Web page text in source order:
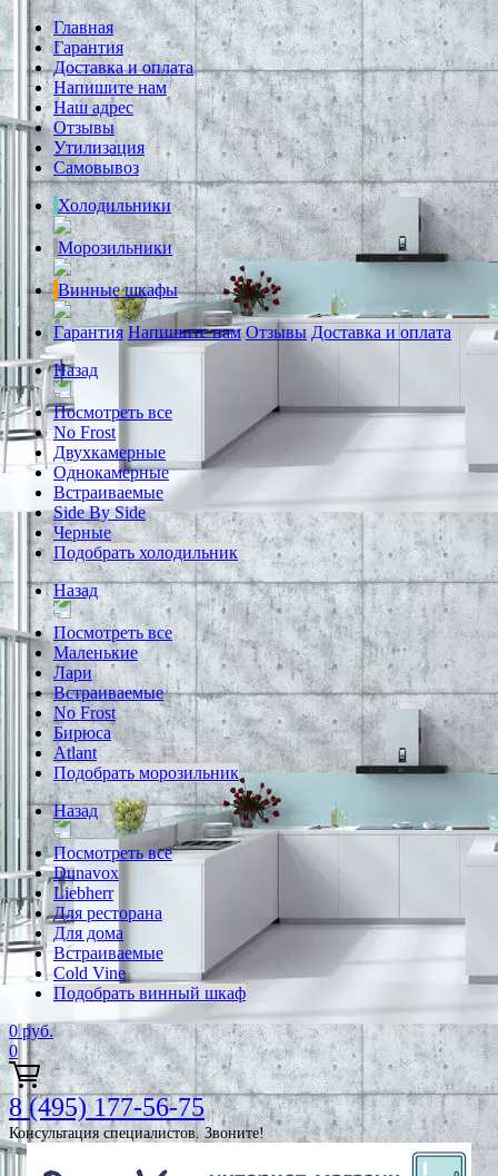
Главная
Гарантия
Доставка и оплата
Напишите нам
Наш адрес
Отзывы
Утилизация
Самовывоз
Холодильники
Морозильники
Винные шкафы
Гарантия Напишите нам Отзывы Доставка и оплата
Назад
Посмотреть все
No Frost
Двухкамерные
Однокамерные
Встраиваемые
Side By Side
Черные
Подобрать холодильник
Назад
Посмотреть все
Маленькие
Лари
Встраиваемые
No Frost
Бирюса
Atlant
Подобрать морозильник
Назад
Посмотреть все
Dunavox
Liebherr
Для ресторана
Для дома
Встраиваемые
Cold Vine
Подобрать винный шкаф
0 руб.
0
8 (495) 177-56-75
Консультация специалистов. Звоните!